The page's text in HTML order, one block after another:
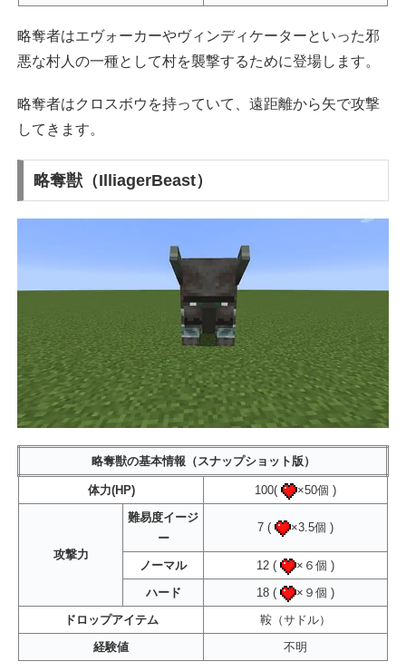
略奪者はエヴォーカーやヴィンディケーターといった邪
悪な村人の一種として村を襲撃するために登場します。
略奪者はクロスボウを持っていて、遠距離から矢で攻撃
してきます。
略奪獣（IlliagerBeast）
略奪獣の基本情報（スナップショット版）
体力(HP) 100( ×50個 )
攻撃力
難易度イージ
ー
7 ( ×3.5個 )
ノーマル 12 (
×６個 )
ハード
18 (
×９個 )
ドロップアイテム
鞍（サドル）
経験値
不明